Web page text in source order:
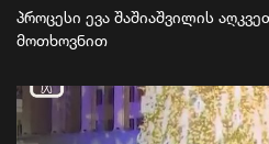
პროცესი ევა შაშიაშვილის
მოთხოვნით